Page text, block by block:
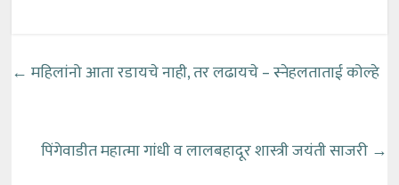
← महिलांनो आता रडायचे नाही, तर लढायचे – स्नेहलताताई कोल्हे
पिंगेवाडीत महात्मा गांधी व लालबहादूर शास्त्री जयंती साजरी →